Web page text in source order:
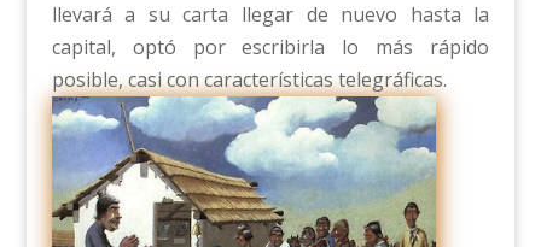
llevará a su carta llegar de nuevo hasta la
capital, optó por escribirla lo más rápido
posible, casi con características telegráficas.